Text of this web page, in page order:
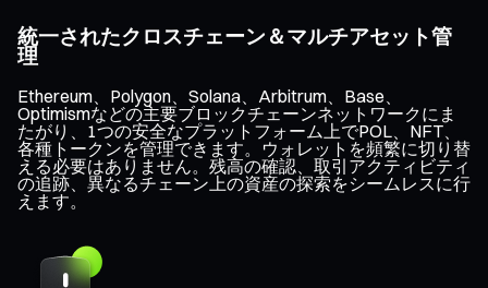
統一されたクロスチェーン＆マルチアセット管
理
Ethereum、Polygon、Solana、Arbitrum、Base、
Optimismなどの主要ブロックチェーンネットワークにま
たがり、1つの安全なプラットフォーム上でPOL、NFT、
各種トークンを管理できます。ウォレットを頻繁に切り替
える必要はありません。残高の確認、取引アクティビティ
の追跡、異なるチェーン上の資産の探索をシームレスに行
えます。